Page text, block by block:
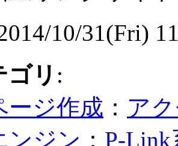
10/31(Fri)
リ :
ージ作成 ： ア
ンジン ： P-Link